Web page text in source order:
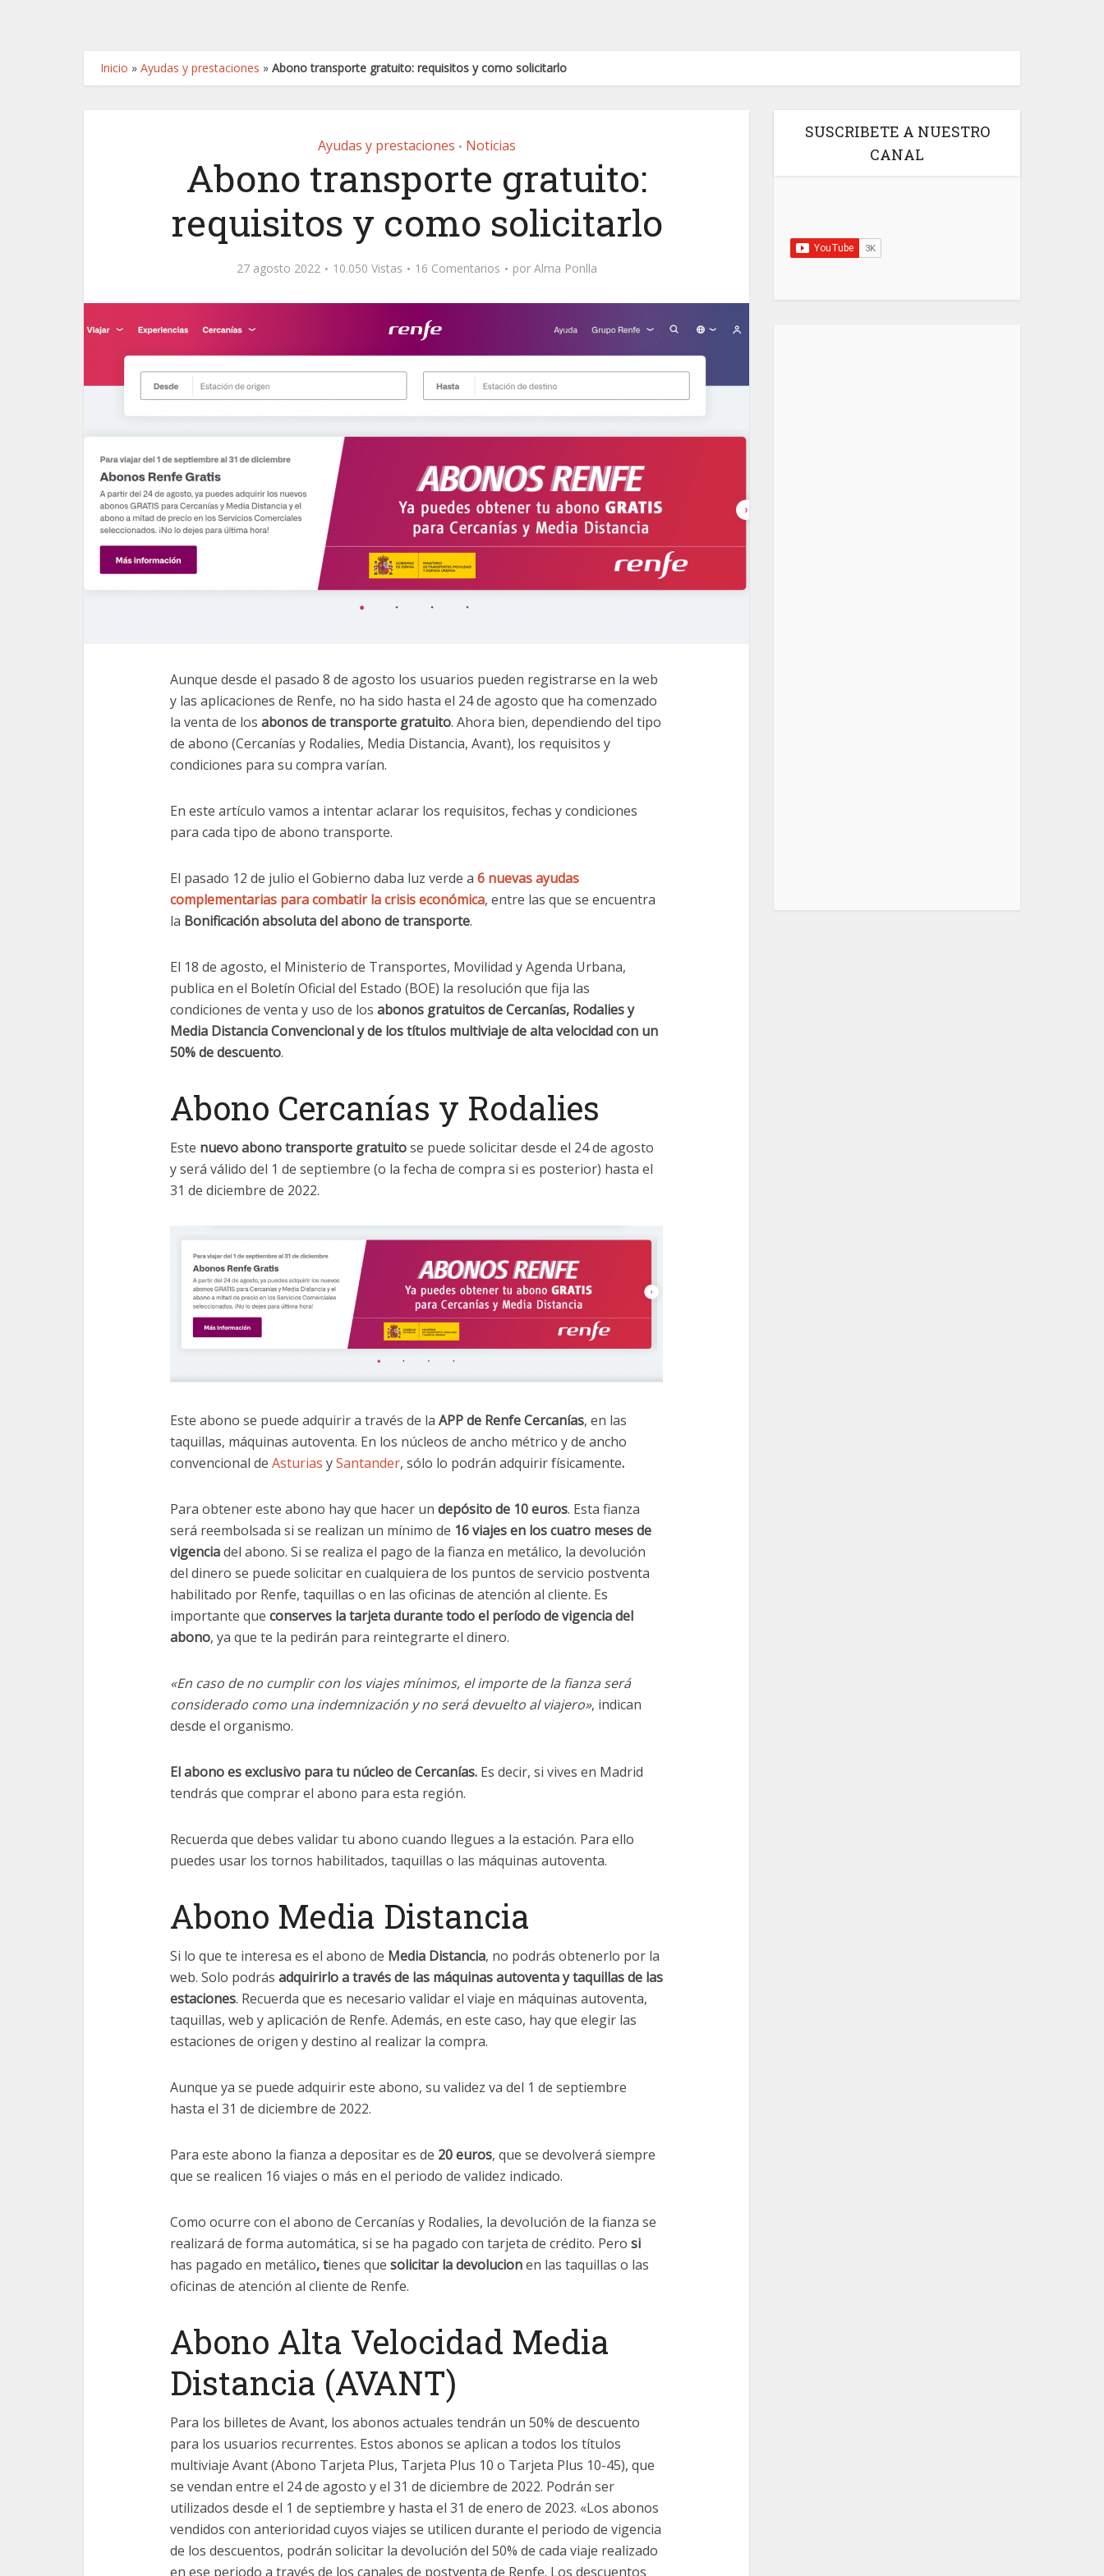
Inicio » Ayudas y prestaciones » Abono transporte gratuito: requisitos y como solicitarlo
Ayudas y prestaciones • Noticias
Abono transporte gratuito:
requisitos y como solicitarlo
27 agosto 2022 10.050 Vistas 16 Comentarios por Alma Ponlla
Aunque desde el pasado 8 de agosto los usuarios pueden registrarse en la web
y las aplicaciones de Renfe, no ha sido hasta el 24 de agosto que ha comenzado
la venta de los abonos de transporte gratuito. Ahora bien, dependiendo del tipo
de abono (Cercanías y Rodalies, Media Distancia, Avant), los requisitos y
condiciones para su compra varían.
En este artículo vamos a intentar aclarar los requisitos, fechas y condiciones
para cada tipo de abono transporte.
El pasado 12 de julio el Gobierno daba luz verde a 6 nuevas ayudas
complementarias para combatir la crisis económica, entre las que se encuentra
la Bonificación absoluta del abono de transporte.
El 18 de agosto, el Ministerio de Transportes, Movilidad y Agenda Urbana,
publica en el Boletín Oficial del Estado (BOE) la resolución que fija las
condiciones de venta y uso de los abonos gratuitos de Cercanías, Rodalies y
Media Distancia Convencional y de los títulos multiviaje de alta velocidad con un
50% de descuento.
Abono Cercanías y Rodalies
Este nuevo abono transporte gratuitose puede solicitar desde el 24 de agosto
y será válido del 1 de septiembre (o la fecha de compra si es posterior) hasta el
31 de diciembre de 2022.
Este abono se puede adquirir a través de la APP de Renfe Cercanías, en las
taquillas, máquinas autoventa. En los núcleos de ancho métrico y de ancho
convencional de Asturias ySantander, sólo lo podrán adquirir físicamente.
Para obtener este abono hay que hacer un depósito de 10 euros. Esta fianza
será reembolsada si se realizan un mínimo de 16 viajes en los cuatro meses de
vigenciadel abono. Si se realiza el pago de la fianza en metálico, la devolución
del dinero se puede solicitar en cualquiera de los puntos de servicio postventa
habilitado por Renfe, taquillas o en las oficinas de atención al cliente. Es
importante que conserves la tarjeta durante todo el período de vigencia del
abono, ya que te la pedirán para reintegrarte el dinero.
«En caso de no cumplir con los viajes mínimos, el importe de la fianza será
considerado como una indemnización y no será devuelto al viajero», indican
desde el organismo.
El abono es exclusivo para tu núcleo de Cercanías. Es decir, si vives en Madrid
tendrás que comprar el abono para esta región.
Recuerda que debes validar tu abono cuando llegues a la estación. Para ello
puedes usar los tornos habilitados, taquillas o las máquinas autoventa.
Abono Media Distancia
Si lo que te interesa es el abono de Media Distancia, no podrás obtenerlo por la
web. Solo podrás adquirirlo a través de las máquinas autoventa y taquillas de las
estaciones. Recuerda que es necesario validar el viaje en máquinas autoventa,
taquillas, web y aplicación de Renfe. Además, en este caso, hay que elegir las
estaciones de origen y destino al realizar la compra.
Aunque ya se puede adquirir este abono, su validez va del 1 de septiembre
hasta el 31 de diciembre de 2022.
Para este abono la fianza a depositar es de 20 euros, que se devolverá siempre
que se realicen 16 viajes o más en el periodo de validez indicado.
Como ocurre con el abono de Cercanías y Rodalies, la devolución de la fianza se
realizará de forma automática, si se ha pagado con tarjeta de crédito. Pero si
has pagado en metálico, tienes que solicitar la devolucionen las taquillas o las
oficinas de atención al cliente de Renfe.
Abono Alta Velocidad Media
Distancia (AVANT)
Para los billetes de Avant, los abonos actuales tendrán un 50% de descuento
para los usuarios recurrentes. Estos abonos se aplican a todos los títulos
multiviaje Avant (Abono Tarjeta Plus, Tarjeta Plus 10 o Tarjeta Plus 10-45), que
se vendan entre el 24 de agosto y el 31 de diciembre de 2022. Podrán ser
utilizados desde el 1 de septiembre y hasta el 31 de enero de 2023. «Los abonos
vendidos con anterioridad cuyos viajes se utilicen durante el periodo de vigencia
de los descuentos, podrán solicitar la devolución del 50% de cada viaje realizado
en ese periodo a través de los canales de postventa de Renfe. Los descuentos
SUSCRIBETE A NUESTRO
CANAL